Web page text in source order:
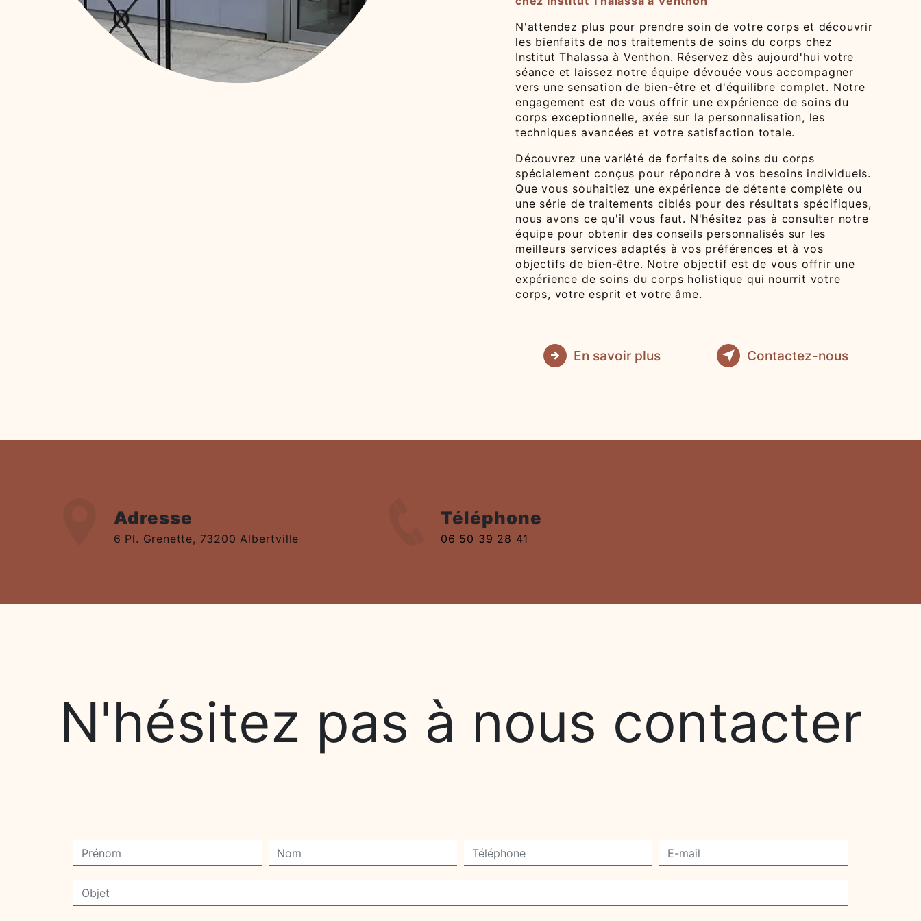
N'attendez plus pour prendre soin de votre corps et découvrir
les bienfaits de nos traitements de soins du corps chez
Institut Thalassa à Venthon. Réservez dès aujourd'hui votre
séance et laissez notre équipe dévouée vous accompagner
vers une sensation de bien-être et d'équilibre complet. Notre
engagement est de vous offrir une expérience de soins du
corps exceptionnelle, axée sur la personnalisation, les
techniques avancées et votre satisfaction totale.
Découvrez une variété de forfaits de soins du corps
spécialement conçus pour répondre à vos besoins individuels.
Que vous souhaitiez une expérience de détente complète ou
une série de traitements ciblés pour des résultats spécifiques,
nous avons ce qu'il vous faut. N'hésitez pas à consulter notre
équipe pour obtenir des conseils personnalisés sur les
meilleurs services adaptés à vos préférences et à vos
objectifs de bien-être. Notre objectif est de vous offrir une
expérience de soins du corps holistique qui nourrit votre
corps, votre esprit et votre âme.
En savoir plus Contactez-nous
Adresse
6 Pl. Grenette, 73200 Albertville
Téléphone
06 50 39 28 41
N'hésitez pas à nous contacter